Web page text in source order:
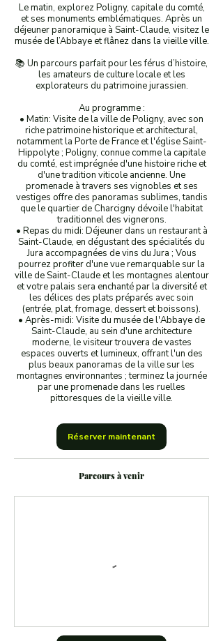
Le matin, explorez Poligny, capitale du comté,
et ses monuments emblématiques. Après un
déjeuner panoramique à Saint-Claude, visitez le
musée de l’Abbaye et flânez dans la vieille ville.
📚 Un parcours parfait pour les férus d’histoire,
les amateurs de culture locale et les
explorateurs du patrimoine jurassien.
Au programme :
• Matin: Visite de la ville de Poligny, avec son
riche patrimoine historique et architectural,
notamment la Porte de France et l'église Saint-
Hippolyte ; Poligny, connue comme la capitale
du comté, est imprégnée d'une histoire riche et
d'une tradition viticole ancienne. Une
promenade à travers ses vignobles et ses
vestiges offre des panoramas sublimes, tandis
que le quartier de Charcigny dévoile l'habitat
traditionnel des vignerons.
• Repas du midi: Déjeuner dans un restaurant à
Saint-Claude, en dégustant des spécialités du
Jura accompagnées de vins du Jura ; Vous
pourrez profiter d'une vue remarquable sur la
ville de Saint-Claude et les montagnes alentour
et votre palais sera enchanté par la diversité et
les délices des plats préparés avec soin
(entrée, plat, fromage, dessert et boissons).
• Après-midi: Visite du musée de l'Abbaye de
Saint-Claude, au sein d'une architecture
moderne, le visiteur trouvera de vastes
espaces ouverts et lumineux, offrant l'un des
plus beaux panoramas de la ville sur les
montagnes environnantes ; terminez la journée
par une promenade dans les ruelles
pittoresques de la vieille ville.
Réserver maintenant
Parcours à venir